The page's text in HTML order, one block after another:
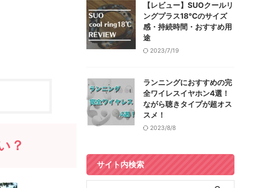
？
【レビュー】SUOクールリ
ングプラス18℃のサイズ
感・持続時間・おすすめ用
途
2023/7/19
ランニングにおすすめの完
全ワイレスイヤホン4選！
ながら聴きタイプが超オス
スメ！
2023/8/8
サイト内検索